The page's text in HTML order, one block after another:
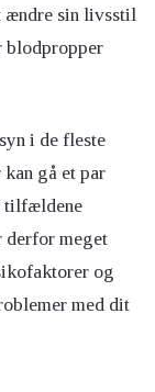
ændre sin livsstil
blodpropper
i de fleste
gå et par
tilfældene
derfor meget
og
med dit